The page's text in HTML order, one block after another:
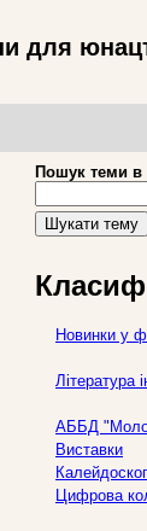
для
Пошук теми в
Шукати тему
Новинки у
Література
АББД
Виставки
Цифрова